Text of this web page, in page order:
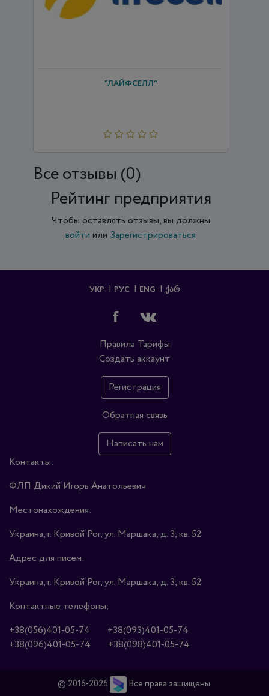
"ЛАЙФСЕЛЛ"
Все отзывы (0)
Рейтинг предприятия
Чтобы оставлять отзывы, вы должны
войти или Зарегистрироваться
УКР РУС ENG ᲥᲐᲠ
Правила Тарифы
Создать аккаунт
Регистрация
Обратная связь
Написать нам
Контакты:
ФЛП Дикий Игорь Анатольевич
Местонахождения:
Украина, г. Кривой Рог, ул. Маршака, д. 3, кв. 52
Адрес для писем:
Украина, г. Кривой Рог, ул. Маршака, д. 3, кв. 52
Контактные телефоны:
+38(056)401-05-74
+38(093)401-05-74
+38(096)401-05-74
+38(098)401-05-74
© 2016-2026 Все права защищены.